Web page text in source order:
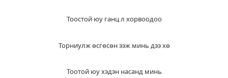
Тоостой юу ганц л хорвоодоо
Торниулж өсгөсөн ээж минь дээ хө
Тоотой юу хэдэн насанд минь